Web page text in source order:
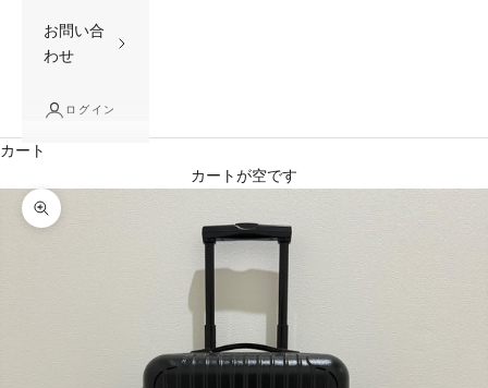
お問い合
わせ
ログイン
カート
カートが空です
ズームイン